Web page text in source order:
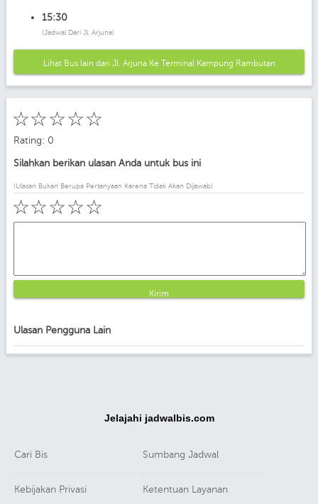
15:30
(Jadwal Dari Jl. Arjuna)
Lihat Bus lain dari Jl. Arjuna Ke Terminal Kampung Rambutan
☆
☆
☆
☆
☆
Rating: 0
Silahkan berikan ulasan Anda untuk bus ini
(Ulasan Bukan Berupa Pertanyaan Karena Tidak Akan Dijawab)
☆
☆
☆
☆
☆
Kirim
Ulasan Pengguna Lain
Jelajahi jadwalbis.com
Cari Bis Sumbang Jadwal
Kebijakan Privasi Ketentuan Layanan